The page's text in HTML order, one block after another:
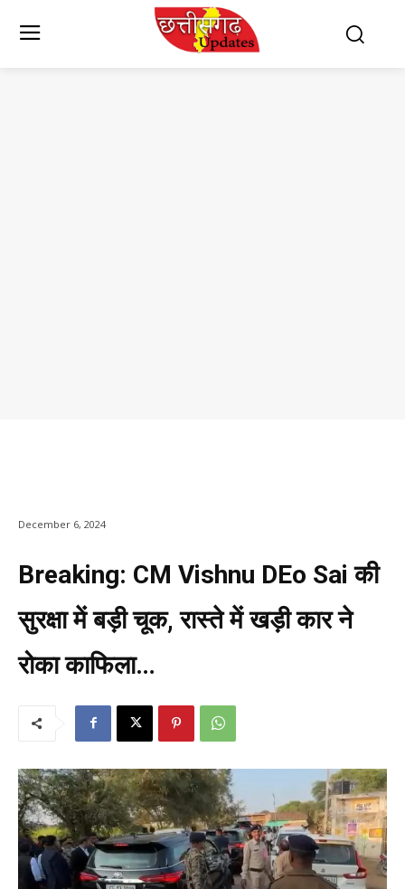
December 6, 2024
Breaking: CM Vishnu DEo Sai की
सुरक्षा में बड़ी चूक, रास्ते में खड़ी कार ने
रोका काफिला…